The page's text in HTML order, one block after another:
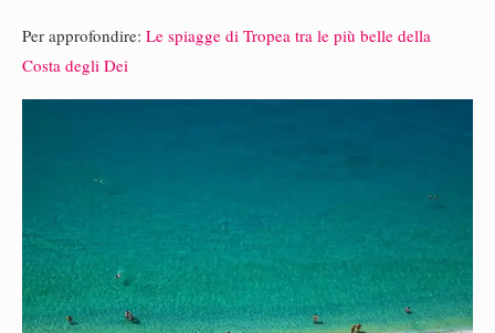
Per approfondire: Le spiagge di Tropea tra le più belle della
Costa degli Dei